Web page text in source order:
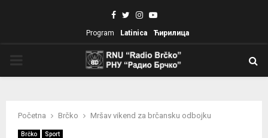
Facebook
TwitterInstagram
Youtube
Program Latinica Ћирилица
Početna Brčko Mršav vikend za brčansku odbojku
Brčko Sport